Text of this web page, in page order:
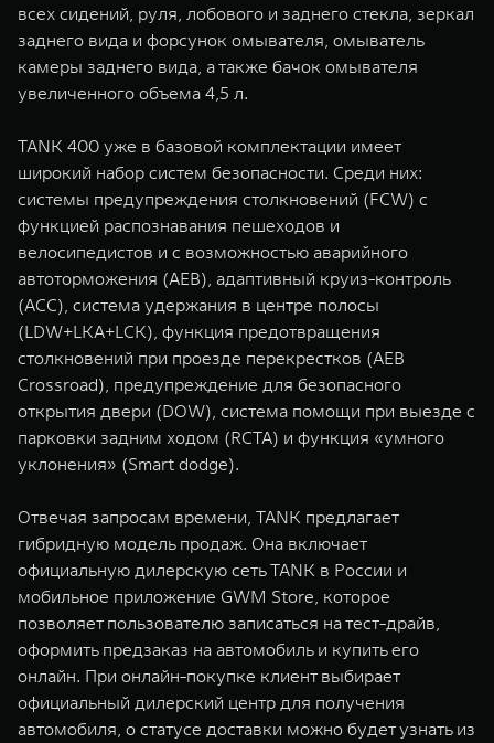
всех сидений, руля, лобового и заднего стекла, зеркал
заднего вида и форсунок омывателя, омыватель
камеры заднего вида, а также бачок омывателя
увеличенного объема 4,5 л.
TANK 400 уже в базовой комплектации имеет
широкий набор систем безопасности. Среди них:
системы предупреждения столкновений (FCW) с
функцией распознавания пешеходов и
велосипедистов и с возможностью аварийного
автоторможения (AEB), адаптивный круиз-контроль
(ACC), система удержания в центре полосы
(LDW+LKA+LCK), функция предотвращения
столкновений при проезде перекрестков (AEB
Crossroad), предупреждение для безопасного
открытия двери (DOW), система помощи при выезде с
парковки задним ходом (RCTA) и функция «умного
уклонения» (Smart dodge).
Отвечая запросам времени, TANK предлагает
гибридную модель продаж. Она включает
официальную дилерскую сеть TANK в России и
мобильное приложение GWM Store, которое
позволяет пользователю записаться на тест-драйв,
оформить предзаказ на автомобиль и купить его
онлайн. При онлайн-покупке клиент выбирает
официальный дилерский центр для получения
автомобиля, о статусе доставки можно будет узнать из